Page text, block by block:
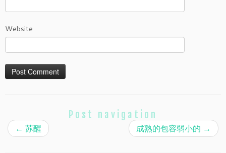
Website
Post navigation
← 苏醒 成熟的包容弱小的 →